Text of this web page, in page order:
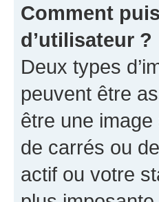
Comment
d’utilisateur ?
Deux types
peuvent être
être une
de carrés ou
actif ou votre